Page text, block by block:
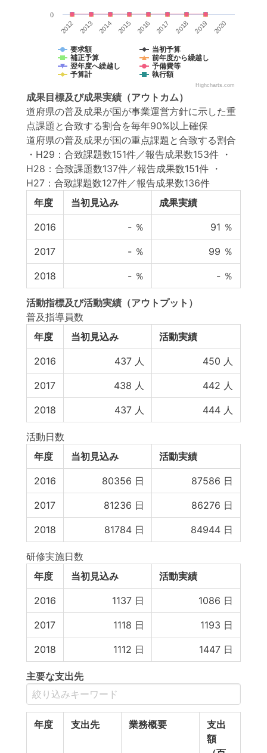
要求額
当初予算
補正予算
前年度から繰越し
翌年度へ繰越し
予備費等
予算計
執行額
2012 2013 2014 2015 2016 2017 2018 2019 2020
0
Highcharts.com
成果目標及び成果実績 （アウトカム）
道府県の普及成果が国が事業運営方針に示した重
点課題と合致する割合を毎年90%以上確保
道府県の普及成果が国の重点課題と合致する割合
・H29：合致課題数151件／報告成果数153件 ・
H28：合致課題数137件／報告成果数151件 ・
H27：合致課題数127件／報告成果数136件
年度
当初見込み 成果実績
2016 - ％ 91 ％
2017 - ％ 99 ％
2018 - ％ - ％
活動指標及び活動実績 （アウトプット）
普及指導員数
年度
当初見込み 活動実績
2016 437 人 450 人
2017 438 人 442 人
2018 437 人 444 人
活動日数
年度
当初見込み 活動実績
2016 80356 日 87586 日
2017 81236 日 86276 日
2018 81784 日 84944 日
研修実施日数
年度
当初見込み 活動実績
2016 1137 日 1086 日
2017 1118 日 1193 日
2018 1112 日 1447 日
主要な支出先
年度 支出先 業務概要
支出
額